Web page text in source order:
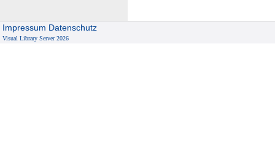
Impressum Datenschutz
Visual Library Server 2026